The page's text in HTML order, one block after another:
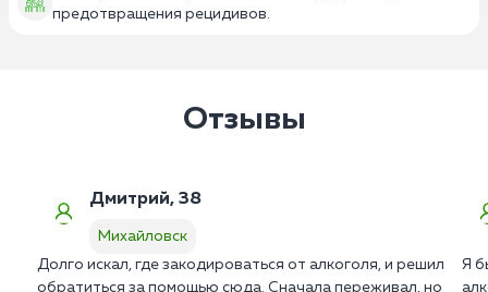
предотвращения рецидивов.
Отзывы
Дмитрий, 38
Михайловск
Долго искал, где закодироваться от алкоголя, и решил
обратиться за помощью сюда. Сначала переживал, но
Я